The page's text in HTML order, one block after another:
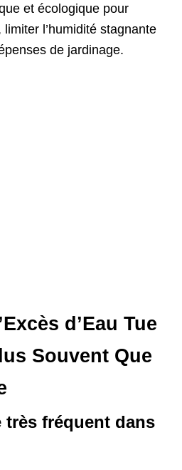
et écologique pour
l’humidité stagnante
de jardinage.
d’Eau Tue
Souvent Que
très fréquent dans